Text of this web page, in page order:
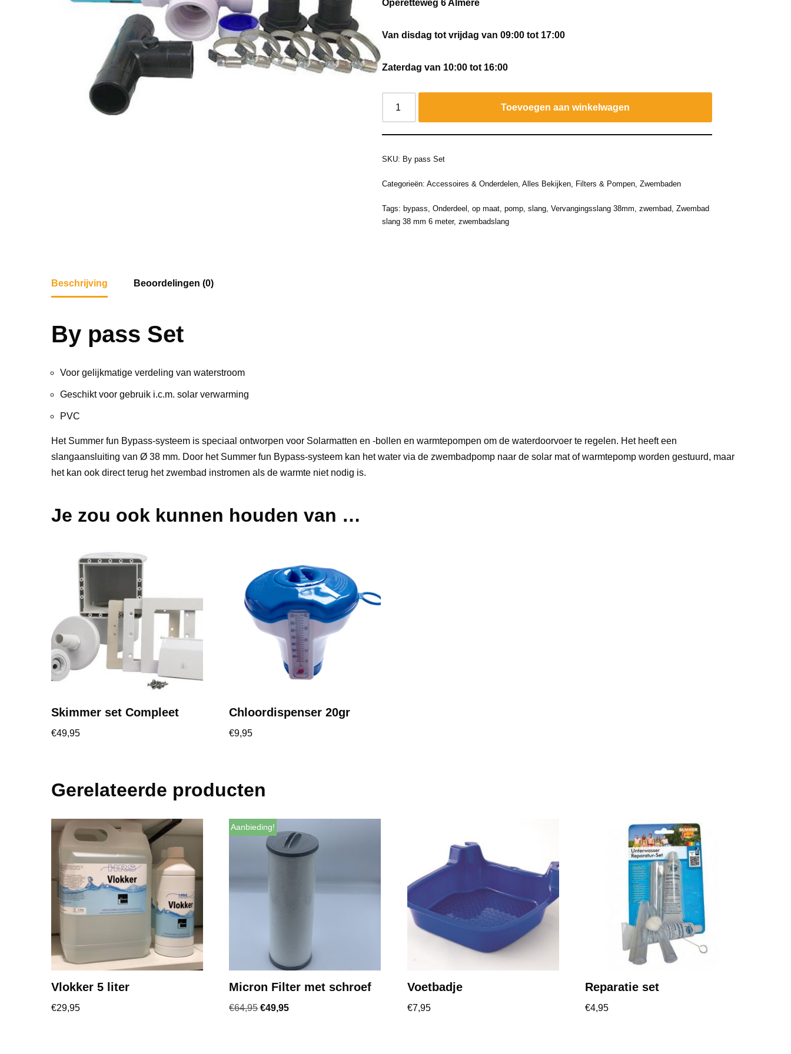
Operetteweg 6 Almere
Van disdag tot vrijdag van 09:00 tot 17:00
Zaterdag van 10:00 tot 16:00
Toevoegen aan winkelwagen
SKU: By pass Set
Categorieën: Accessoires & Onderdelen, Alles Bekijken, Filters & Pompen, Zwembaden
Tags: bypass, Onderdeel , op maat, pomp, slang, Vervangingsslang 38mm, zwembad, Zwembad
slang 38 mm 6 meter, zwembadslang
Beschrijving Beoordelingen (0)
By pass Set
Voor gelijkmatige verdeling van waterstroom
Geschikt voor gebruik i.c.m. solar verwarming
PVC
Het Summer fun Bypass-systeem is speciaal ontworpen voor Solarmatten en -bollen en warmtepompen om de waterdoorvoer te regelen. Het heeft een
slangaansluiting van Ø 38 mm. Door het Summer fun Bypass-systeem kan het water via de zwembadpomp naar de solar mat of warmtepomp worden gestuurd, maar
het kan ook direct terug het zwembad instromen als de warmte niet nodig is.
Je zou ook kunnen houden van …
Skimmer set Compleet
€49,95
Chloordispenser 20gr
€9,95
Gerelateerde producten
Vlokker 5 liter
€29,95
Aanbieding!
Micron Filter met schroef
€64,95 €49,95
Voetbadje
€7,95
Reparatie set
€4,95